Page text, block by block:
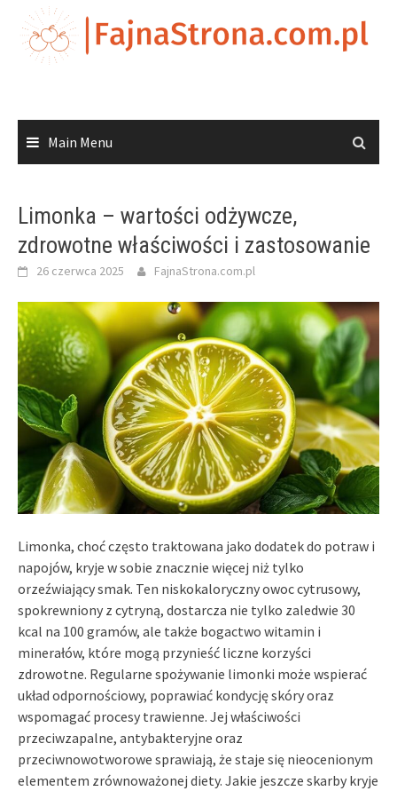
content
Main Menu
Limonka – wartości odżywcze,
zdrowotne właściwości i zastosowanie
26 czerwca 2025 FajnaStrona.com.pl
Limonka, choć często traktowana jako dodatek do potraw i
napojów, kryje w sobie znacznie więcej niż tylko
orzeźwiający smak. Ten niskokaloryczny owoc cytrusowy,
spokrewniony z cytryną, dostarcza nie tylko zaledwie 30
kcal na 100 gramów, ale także bogactwo witamin i
minerałów, które mogą przynieść liczne korzyści
zdrowotne. Regularne spożywanie limonki może wspierać
układ odpornościowy, poprawiać kondycję skóry oraz
wspomagać procesy trawienne. Jej właściwości
przeciwzapalne, antybakteryjne oraz
przeciwnowotworowe sprawiają, że staje się nieocenionym
elementem zrównoważonej diety. Jakie jeszcze skarby kryje